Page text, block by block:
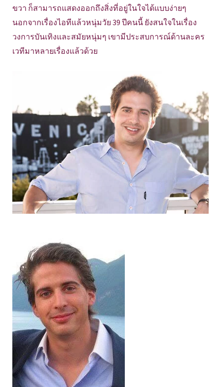
ขวา ก็สามารถแสดงออกถึงสิ่งที่อยู่ในใจได้แบบง่ายๆ
นอกจากเรื่องไอทีแล้วหนุ่มวัย 39 ปีคนนี้ ยังสนใจในเรื่อง
วงการบันเทิงและสมัยหนุ่มๆ เขามีประสบการณ์ด้านละคร
เวทีมาหลายเรื่องแล้วด้วย